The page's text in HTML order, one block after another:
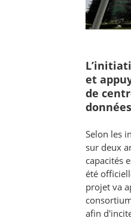
et
de
Selon les
sur deux
capacités
été
projet va
afin